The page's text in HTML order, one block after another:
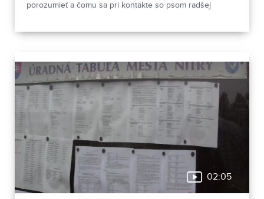
porozumieť a čomu sa pri kontakte so psom radšej
02:05